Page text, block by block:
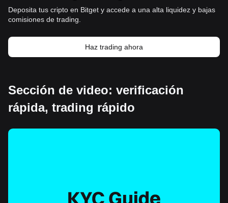
Deposita tus cripto en Bitget y accede a una alta liquidez y bajas
comisiones de trading.
Haz trading ahora
Sección de video: verificación
rápida, trading rápido